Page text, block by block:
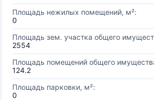
Площадь нежилых помещений, м²:
0
Площадь зем. участка общего
2554
Площадь помещений общего
124.2
Площадь парковки, м²:
0